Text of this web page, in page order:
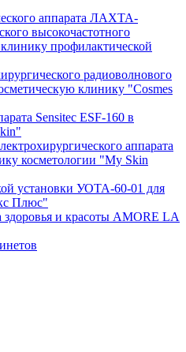
аппарата ЛАХТА-
высокочастотного
клинику профилактической
радиоволнового
клинику "Cosmes
Sensitec ESF-160 в
аппарата
косметологии "My Skin
установки УОТА-60-01 для
Плюс"
и красоты AMORE LA